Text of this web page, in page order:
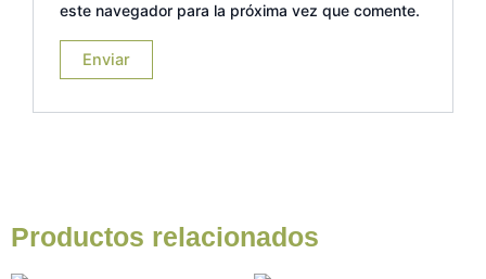
este navegador para la próxima vez que comente.
Productos relacionados